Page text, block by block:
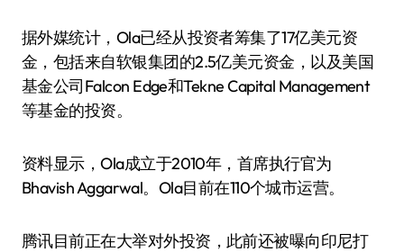
据外媒统计，Ola已经从投资者筹集了17亿美元资
金，包括来自软银集团的2.5亿美元资金，以及美国
基金公司Falcon Edge和Tekne Capital Management
等基金的投资。
资料显示，Ola成立于2010年，首席执行官为
Bhavish Aggarwal。Ola目前在110个城市运营。
腾讯目前正在大举对外投资，此前还被曝向印尼打